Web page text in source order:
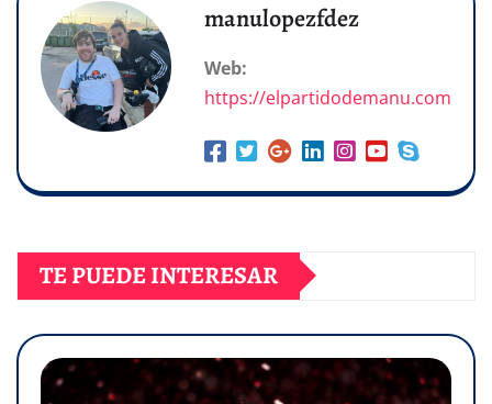
manulopezfdez
Web:
https://elpartidodemanu.com
TE PUEDE INTERESAR